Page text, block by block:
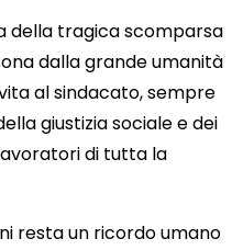
della tragica scomparsa
dalla grande umanità
al sindacato, sempre
giustizia sociale e dei
di tutta la
resta un ricordo umano